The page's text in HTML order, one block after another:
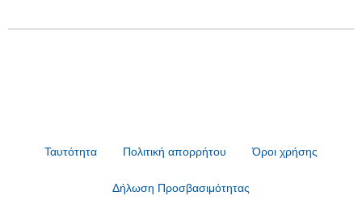
Ταυτότητα Πολιτική απορρήτου Όροι χρήσης
Δήλωση Προσβασιμότητας